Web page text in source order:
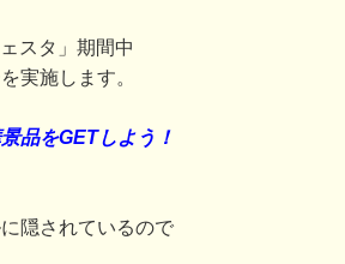
スタ」期間中
実施します。
品をGETしよう！
隠されているので